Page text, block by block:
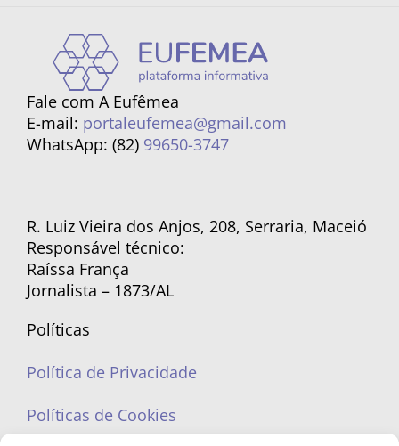
Fale com A Eufêmea
E-mail: portaleufemea@gmail.com
WhatsApp: (82) 99650-3747
R. Luiz Vieira dos Anjos, 208, Serraria, Maceió
Responsável técnico:
Raíssa França
Jornalista – 1873/AL
Políticas
Política de Privacidade
Políticas de Cookies